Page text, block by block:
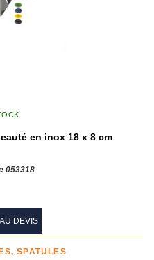
en inox 18 x 8 cm
053318
DEVIS
SPATULES